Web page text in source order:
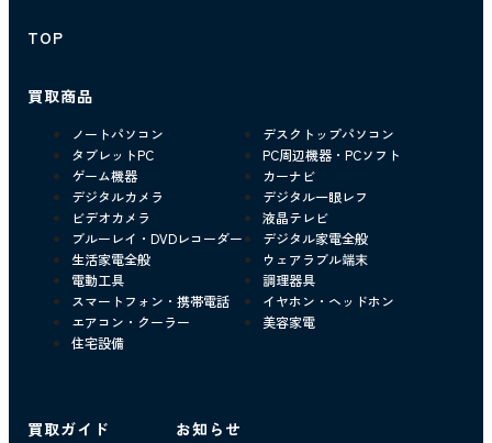
TOP
買取商品
ノートパソコン
デスクトップパソコン
タブレットPC
PC周辺機器・PCソフト
ゲーム機器
カーナビ
デジタルカメラ
デジタル一眼レフ
ビデオカメラ
液晶テレビ
ブルーレイ・DVDレコーダー
デジタル家電全般
生活家電全般
ウェアラブル端末
電動工具
調理器具
スマートフォン・携帯電話
イヤホン・ヘッドホン
エアコン・クーラー
美容家電
住宅設備
買取ガイド
お知らせ